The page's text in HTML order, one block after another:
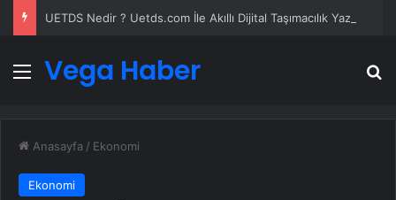
Menü
Vega Haber
Anasayfa / Ekonomi
Ekonomi